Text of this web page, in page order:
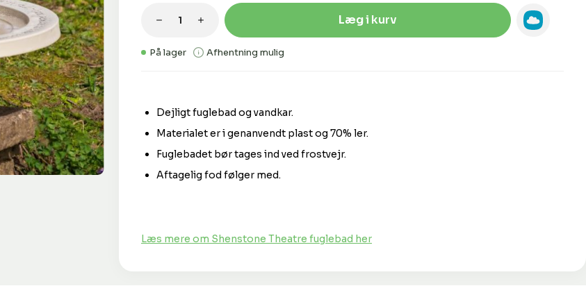
Dejligt fuglebad og vandkar.
Materialet er i genanvendt plast og 70% ler.
Fuglebadet bør tages ind ved frostvejr.
Aftagelig fod følger med.
Læs mere om Shenstone Theatre fuglebad her
På lager Afhentning mulig
Produktmængde: Indtast den ønskede mængde,
Læg i kurv